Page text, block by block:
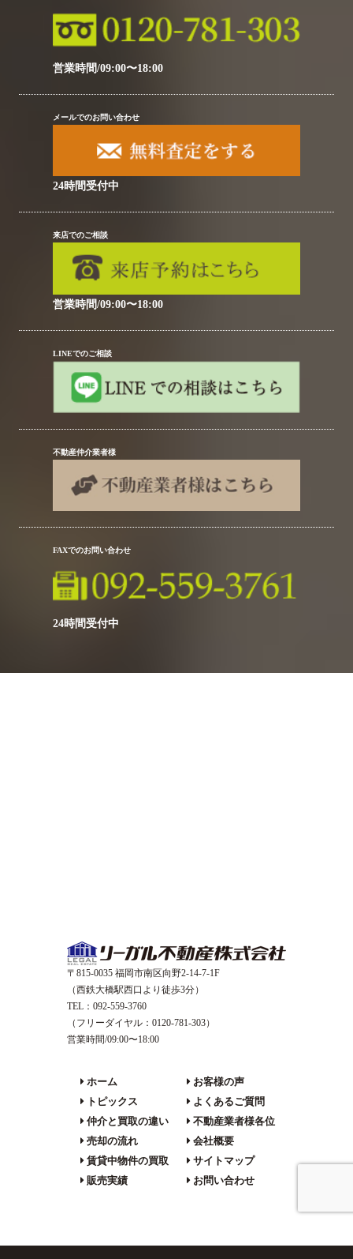
営業時間/09:00〜18:00
メールでのお問い合わせ
24時間受付中
来店でのご相談
営業時間/09:00〜18:00
LINEでのご相談
不動産仲介業者様
FAXでのお問い合わせ
24時間受付中
〒815-0035 福岡市南区向野2-14-7-1F
（西鉄大橋駅西口より徒歩3分）
TEL：092-559-3760
（フリーダイヤル：0120-781-303）
営業時間/09:00〜18:00
ホーム
トピックス
仲介と買取の違い
売却の流れ
賃貸中物件の買取
販売実績
お客様の声
よくあるご質問
不動産業者様各位
会社概要
サイトマップ
お問い合わせ